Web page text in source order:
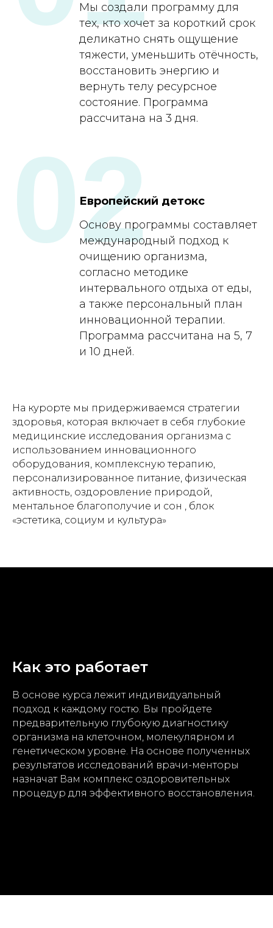
Мы создали программу для
тех, кто хочет за короткий срок
деликатно снять ощущение
тяжести, уменьшить отёчность,
восстановить энергию и
вернуть телу ресурсное
состояние. Программа
рассчитана на 3 дня.
Европейский детокс
Основу программы составляет
международный подход к
очищению организма,
согласно методике
интервального отдыха от еды,
а также персональный план
инновационной терапии.
Программа рассчитана на 5, 7
и 10 дней.
02
На курорте мы придерживаемся стратегии
здоровья, которая включает в себя глубокие
медицинские исследования организма с
использованием инновационного
оборудования, комплексную терапию,
персонализированное питание, физическая
активность, оздоровление природой,
ментальное благополучие и сон , блок
«эстетика, социум и культура»
Как это работает
В основе курса лежит индивидуальный
подход к каждому гостю. Вы пройдете
предварительную глубокую диагностику
организма на клеточном, молекулярном и
генетическом уровне. На основе полученных
результатов исследований врачи-менторы
назначат Вам комплекс оздоровительных
процедур для эффективного восстановления.